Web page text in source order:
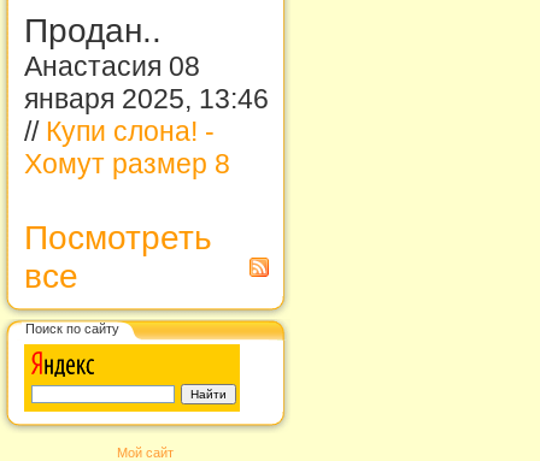
Продан..
Анастасия 08
января 2025, 13:46
// Купи слона! -
Хомут размер 8
Посмотреть
все
Поиск по сайту
Мой сайт